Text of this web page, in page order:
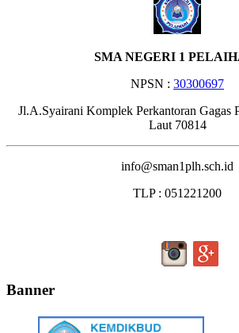
SMA NEGERI 1
NPSN : 30300697
Jl.A.Syairani Komplek Perkantoran Gagas
Laut 70814
info@sman1plh.sch.id
TLP : 051221200
Banner